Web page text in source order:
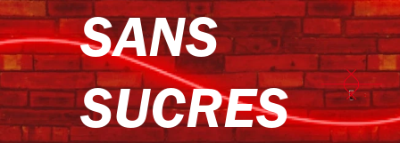
SANS
SUCRES